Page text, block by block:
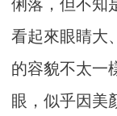
俐落，但不知
看起來眼睛大
的容貌不太一
眼，似乎因美